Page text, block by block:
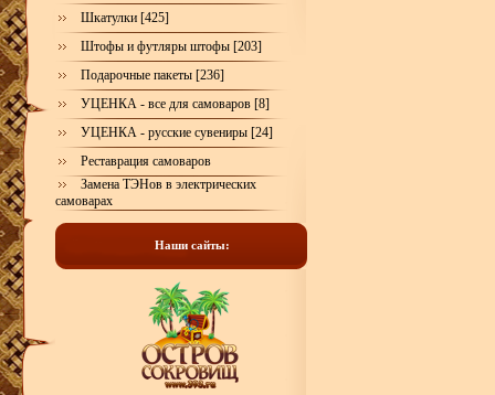
Шкатулки [425]
Штофы и футляры штофы [203]
Подарочные пакеты [236]
УЦЕНКА - все для самоваров [8]
УЦЕНКА - русские сувениры [24]
Реставрация самоваров
Замена ТЭНов в электрических
самоварах
Наши сайты: